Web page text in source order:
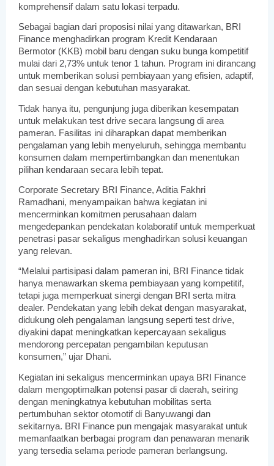
komprehensif dalam satu lokasi terpadu.
Sebagai bagian dari proposisi nilai yang ditawarkan, BRI
Finance menghadirkan program Kredit Kendaraan
Bermotor (KKB) mobil baru dengan suku bunga kompetitif
mulai dari 2,73% untuk tenor 1 tahun. Program ini dirancang
untuk memberikan solusi pembiayaan yang efisien, adaptif,
dan sesuai dengan kebutuhan masyarakat.
Tidak hanya itu, pengunjung juga diberikan kesempatan
untuk melakukan test drive secara langsung di area
pameran. Fasilitas ini diharapkan dapat memberikan
pengalaman yang lebih menyeluruh, sehingga membantu
konsumen dalam mempertimbangkan dan menentukan
pilihan kendaraan secara lebih tepat.
Corporate Secretary BRI Finance, Aditia Fakhri
Ramadhani, menyampaikan bahwa kegiatan ini
mencerminkan komitmen perusahaan dalam
mengedepankan pendekatan kolaboratif untuk memperkuat
penetrasi pasar sekaligus menghadirkan solusi keuangan
yang relevan.
“Melalui partisipasi dalam pameran ini, BRI Finance tidak
hanya menawarkan skema pembiayaan yang kompetitif,
tetapi juga memperkuat sinergi dengan BRI serta mitra
dealer. Pendekatan yang lebih dekat dengan masyarakat,
didukung oleh pengalaman langsung seperti test drive,
diyakini dapat meningkatkan kepercayaan sekaligus
mendorong percepatan pengambilan keputusan
konsumen,” ujar Dhani.
Kegiatan ini sekaligus mencerminkan upaya BRI Finance
dalam mengoptimalkan potensi pasar di daerah, seiring
dengan meningkatnya kebutuhan mobilitas serta
pertumbuhan sektor otomotif di Banyuwangi dan
sekitarnya. BRI Finance pun mengajak masyarakat untuk
memanfaatkan berbagai program dan penawaran menarik
yang tersedia selama periode pameran berlangsung.